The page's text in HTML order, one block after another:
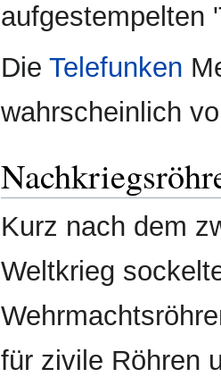
aufgestempelten
Die Telefunken
wahrscheinlich
Kurz nach dem
Weltkrieg
für zivile Röhren